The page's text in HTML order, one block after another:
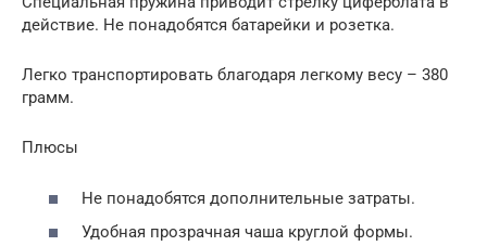
действие. Не понадобятся батарейки и розетка.
Легко транспортировать благодаря легкому весу – 380
грамм.
Плюсы
Не понадобятся дополнительные затраты.
Удобная прозрачная чаша круглой формы.